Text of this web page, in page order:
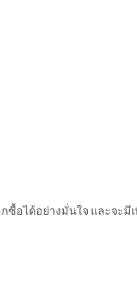
อได้อย่างมั่นใจ และจะ